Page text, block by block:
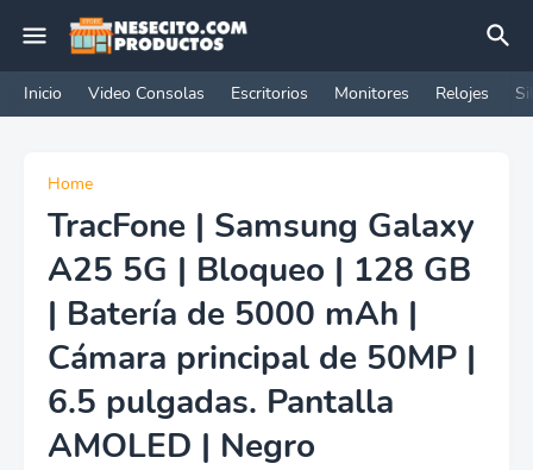
Inicio Video Consolas Escritorios Monitores Relojes
Home
TracFone | Samsung Galaxy
A25 5G | Bloqueo | 128 GB
| Batería de 5000 mAh |
Cámara principal de 50MP |
6.5 pulgadas. Pantalla
AMOLED | Negro